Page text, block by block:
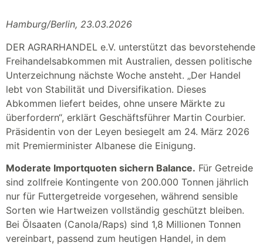
Hamburg/Berlin, 23.03.2026
DER AGRARHANDEL e.V. unterstützt das bevorstehende
Freihandelsabkommen mit Australien, dessen politische
Unterzeichnung nächste Woche ansteht. „Der Handel
lebt von Stabilität und Diversifikation. Dieses
Abkommen liefert beides, ohne unsere Märkte zu
überfordern“, erklärt Geschäftsführer Martin Courbier.
Präsidentin von der Leyen besiegelt am 24. März 2026
mit Premierminister Albanese die Einigung.
Moderate Importquoten sichern Balance. Für Getreide
sind zollfreie Kontingente von 200.000 Tonnen jährlich
nur für Futtergetreide vorgesehen, während sensible
Sorten wie Hartweizen vollständig geschützt bleiben.
Bei Ölsaaten (Canola/Raps) sind 1,8 Millionen Tonnen
vereinbart, passend zum heutigen Handel, in dem